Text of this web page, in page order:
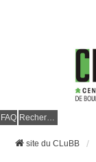
FAQ Rechercher
site du CLuBB